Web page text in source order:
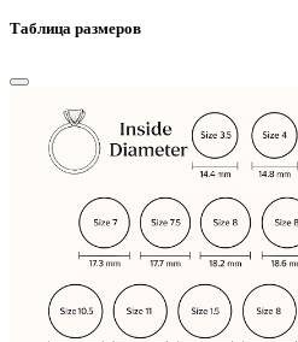
Таблица размеров